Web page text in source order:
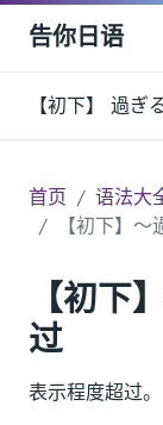
告你日语
【初下】 過ぎ
首页 语法大
【初下】
【初下
过
表示程度超过。